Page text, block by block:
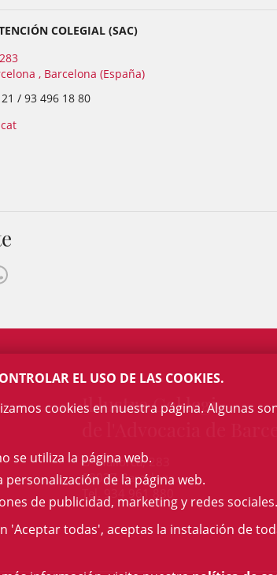
COLEGIAL (SAC)
, Barcelona (España)
/ 93 496 18 80
Il·lustre Col·legi
c/ Mallorca, 283
08037 Barcelona
Tel. 934 961 880
EL USO DE LAS COOKIES.
cookies en nuestra página. Algunas
se utiliza la página web.
personalización de la página web.
de publicidad, marketing y redes sociales.
'Aceptar todas', aceptas la instalación de